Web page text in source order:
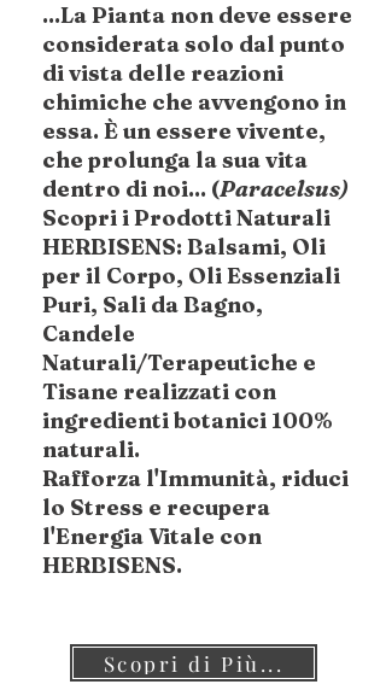
...La Pianta non deve essere
considerata solo dal punto
di vista delle reazioni
chimiche che avvengono in
essa. È un essere vivente,
che prolunga la sua vita
dentro di noi... (Paracelsus)
Scopri i Prodotti Naturali
HERBISENS: Balsami, Oli
per il Corpo, Oli Essenziali
Puri, Sali da Bagno,
Candele
Naturali/Terapeutiche e
Tisane realizzati con
ingredienti botanici 100%
naturali.
Rafforza l'Immunità, riduci
lo Stress e recupera
l'Energia Vitale con
HERBISENS.
Scopri di Più...